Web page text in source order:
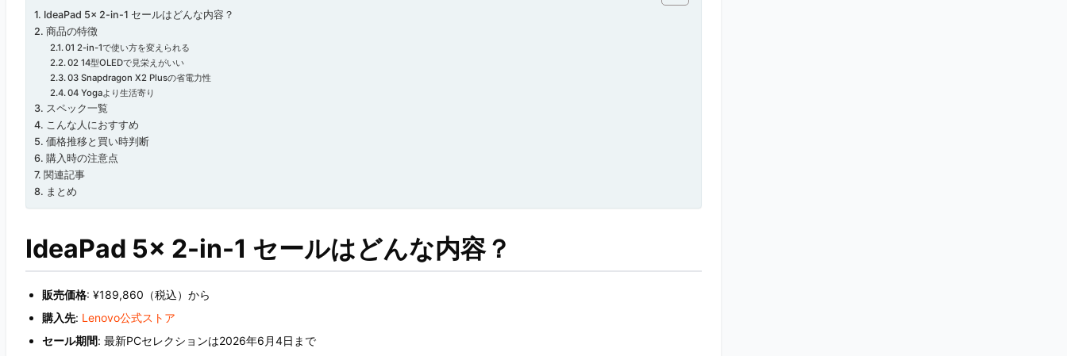
IdeaPad 5x 2-in-1 セールはどんな内容？
商品の特徴
01 2-in-1で使い方を変えられる
02 14型OLEDで見栄えがいい
03 Snapdragon X2 Plusの省電力性
04 Yogaより生活寄り
スペック一覧
こんな人におすすめ
価格推移と買い時判断
購入時の注意点
関連記事
まとめ
IdeaPad 5x 2-in-1 セールはどんな内容？
販売価格: ¥189,860（税込）から
購入先: Lenovo公式ストア
セール期間: 最新PCセレクションは2026年6月4日まで